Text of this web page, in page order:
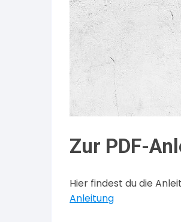
Zur PDF-
Hier findest du die
Anleitung